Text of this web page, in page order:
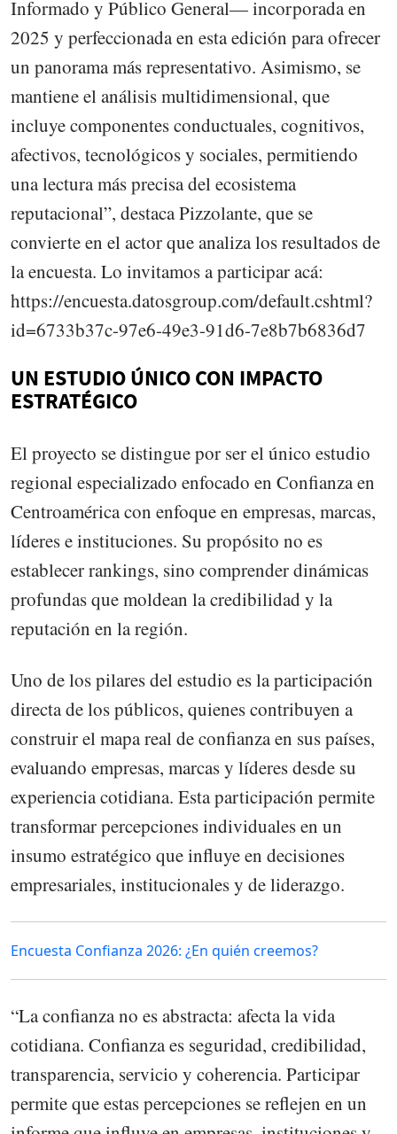
Informado y Público General— incorporada en
2025 y perfeccionada en esta edición para ofrecer
un panorama más representativo. Asimismo, se
mantiene el análisis multidimensional, que
incluye componentes conductuales, cognitivos,
afectivos, tecnológicos y sociales, permitiendo
una lectura más precisa del ecosistema
reputacional”, destaca Pizzolante, que se
convierte en el actor que analiza los resultados de
la encuesta. Lo invitamos a participar acá:
https://encuesta.datosgroup.com/default.cshtml?
id=6733b37c-97e6-49e3-91d6-7e8b7b6836d7
UN ESTUDIO ÚNICO CON IMPACTO
ESTRATÉGICO
El proyecto se distingue por ser el único estudio
regional especializado enfocado en Confianza en
Centroamérica con enfoque en empresas, marcas,
líderes e instituciones. Su propósito no es
establecer rankings, sino comprender dinámicas
profundas que moldean la credibilidad y la
reputación en la región.
Uno de los pilares del estudio es la participación
directa de los públicos, quienes contribuyen a
construir el mapa real de confianza en sus países,
evaluando empresas, marcas y líderes desde su
experiencia cotidiana. Esta participación permite
transformar percepciones individuales en un
insumo estratégico que influye en decisiones
empresariales, institucionales y de liderazgo.
Encuesta Confianza 2026: ¿En quién creemos?
“La confianza no es abstracta: afecta la vida
cotidiana. Confianza es seguridad, credibilidad,
transparencia, servicio y coherencia. Participar
permite que estas percepciones se reflejen en un